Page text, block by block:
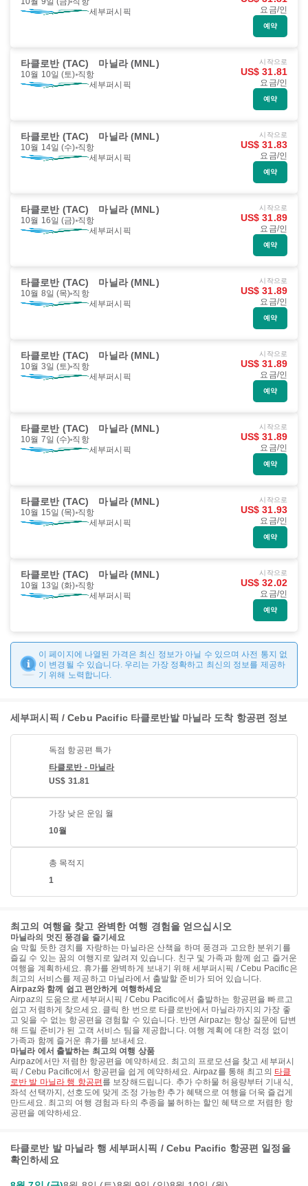
세부퍼시픽
요금/인
예약
타클로반 (TAC) 마닐라 (MNL)
10월 10일 (토) 직항
세부퍼시픽
시작으로
US$ 31.81
요금/인
예약
타클로반 (TAC) 마닐라 (MNL)
10월 14일 (수) 직항
세부퍼시픽
시작으로
US$ 31.83
요금/인
예약
타클로반 (TAC) 마닐라 (MNL)
10월 16일 (금) 직항
세부퍼시픽
시작으로
US$ 31.89
요금/인
예약
타클로반 (TAC) 마닐라 (MNL)
10월 8일 (목) 직항
세부퍼시픽
시작으로
US$ 31.89
요금/인
예약
타클로반 (TAC) 마닐라 (MNL)
10월 3일 (토) 직항
세부퍼시픽
시작으로
US$ 31.89
요금/인
예약
타클로반 (TAC) 마닐라 (MNL)
10월 7일 (수) 직항
세부퍼시픽
시작으로
US$ 31.89
요금/인
예약
타클로반 (TAC) 마닐라 (MNL)
10월 15일 (목) 직항
세부퍼시픽
시작으로
US$ 31.93
요금/인
예약
타클로반 (TAC) 마닐라 (MNL)
10월 13일 (화) 직항
세부퍼시픽
시작으로
US$ 32.02
요금/인
예약
이 페이지에 나열된 가격은 최신 정보가 아닐 수 있으며 사전 통지 없
이 변경될 수 있습니다. 우리는 가장 정확하고 최신의 정보를 제공하
기 위해 노력합니다.
세부퍼시픽 / Cebu Pacific 타클로반발 마닐라 도착 항공편 정보
독점 항공편 특가
타클로반 - 마닐라
US$ 31.81
가장 낮은 운임 월
10월
총 목적지
1
최고의 여행을 찾고 완벽한 여행 경험을 얻으십시오
마닐라의 멋진 풍경을 즐기세요
숨 막힐 듯한 경치를 자랑하는 마닐라은 산책을 하며 풍경과 고요한 분위기를
즐길 수 있는 꿈의 여행지로 알려져 있습니다. 친구 및 가족과 함께 쉽고 즐거운
여행을 계획하세요. 휴가를 완벽하게 보내기 위해 세부퍼시픽 / Cebu Pacific은
최고의 서비스를 제공하고 마닐라에서 출발할 준비가 되어 있습니다.
Airpaz와 함께 쉽고 편안하게 여행하세요
Airpaz의 도움으로 세부퍼시픽 / Cebu Pacific에서 출발하는 항공편을 빠르고
쉽고 저렴하게 찾으세요. 클릭 한 번으로 타클로반에서 마닐라까지의 가장 좋
고 잊을 수 없는 항공편을 경험할 수 있습니다. 반면 Airpaz는 항상 질문에 답변
해 드릴 준비가 된 고객 서비스 팀을 제공합니다. 여행 계획에 대한 걱정 없이
가족과 함께 즐거운 휴가를 보내세요.
마닐라 에서 출발하는 최고의 여행 상품
Airpaz에서만 저렴한 항공편을 예약하세요. 최고의 프로모션을 찾고 세부퍼시
픽 / Cebu Pacific에서 항공편을 쉽게 예약하세요. Airpaz를 통해 최고의 타클
로반 발 마닐라 행 항공편 를 보장해드립니다. 추가 수하물 허용량부터 기내식,
좌석 선택까지, 선호도에 맞게 조정 가능한 추가 혜택으로 여행을 더욱 즐겁게
만드세요. 최고의 여행 경험과 타의 추종을 불허하는 할인 혜택으로 저렴한 항
공편을 예약하세요.
타클로반 발 마닐라 행 세부퍼시픽 / Cebu Pacific 항공편 일정을
확인하세요